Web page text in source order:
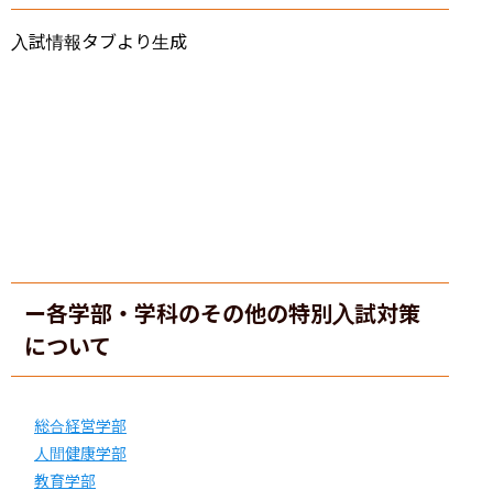
入試情報タブより生成
ー各学部・学科のその他の特別入試対策
について
総合経営学部
人間健康学部
教育学部